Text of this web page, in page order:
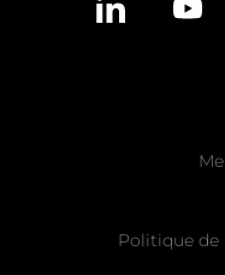
Politique de